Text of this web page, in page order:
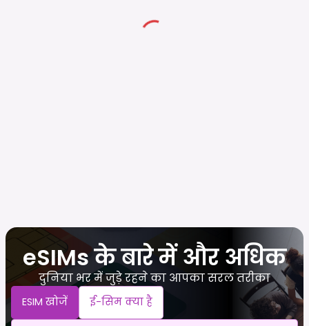
eSIMs के बारे में और अधिक
दुनिया भर में जुड़े रहने का आपका सरल तरीका
ESIM खोजें ई-सिम क्या है